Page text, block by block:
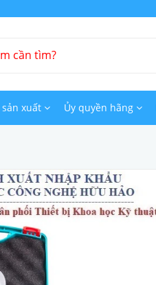
sản xuất Ủy quyền hãng